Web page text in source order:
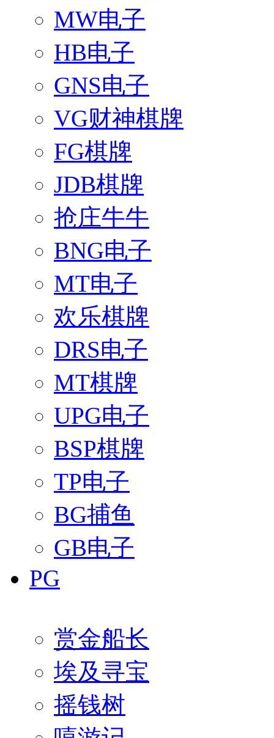
MW电子
HB电子
GNS电子
VG财神棋牌
FG棋牌
JDB棋牌
抢庄牛牛
BNG电子
MT电子
欢乐棋牌
DRS电子
MT棋牌
UPG电子
BSP棋牌
TP电子
BG捕鱼
GB电子
PG
赏金船长
埃及寻宝
摇钱树